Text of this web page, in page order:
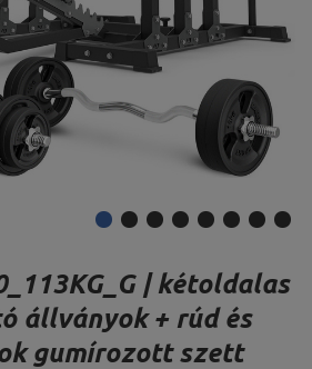
| kétoldalas
állványok + rúd és
gumírozott szett